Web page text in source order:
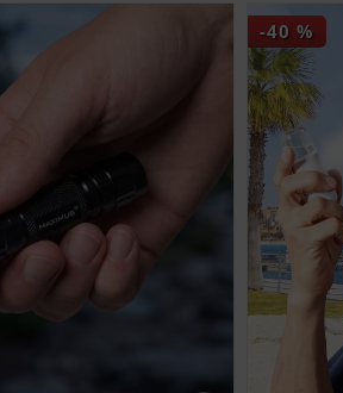
-40 %